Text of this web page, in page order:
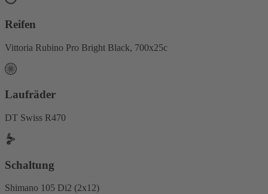
Reifen
Vittoria Rubino Pro Bright Black, 700x25c
Laufräder
DT Swiss R470
Schaltung
Shimano 105 Di2 (2x12)